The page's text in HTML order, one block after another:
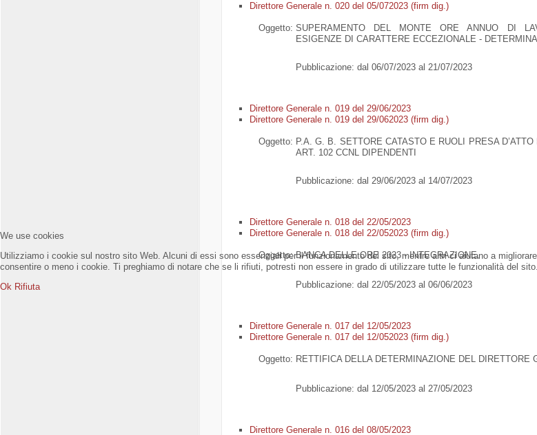
Direttore Generale n. 020 del 05/072023 (firm dig.)
Oggetto: SUPERAMENTO DEL MONTE ORE ANNUO DI
ESIGENZE DI CARATTERE ECCEZIONALE -
Pubblicazione: dal 06/07/2023 al 21/07/2023
Direttore Generale n. 019 del 29/06/2023
Direttore Generale n. 019 del 29/062023 (firm dig.)
Oggetto: P.A. G. B. SETTORE CATASTO E RUOLI PRESA
ART. 102 CCNL DIPENDENTI
Pubblicazione: dal 29/06/2023 al 14/07/2023
Direttore Generale n. 018 del 22/05/2023
Direttore Generale n. 018 del 22/052023 (firm dig.)
Oggetto: BANCA DELLE ORE 2023 - INTEGRAZIONE.
Pubblicazione: dal 22/05/2023 al 06/06/2023
Direttore Generale n. 017 del 12/05/2023
Direttore Generale n. 017 del 12/052023 (firm dig.)
Oggetto: RETTIFICA DELLA DETERMINAZIONE DEL DIRETTORE
Pubblicazione: dal 12/05/2023 al 27/05/2023
Direttore Generale n. 016 del 08/05/2023
We use cookies
Utilizziamo i cookie sul nostro sito Web. Alcuni di essi sono essenziali per il funzionamento del sito, mentre altri ci aiutano a
consentire o meno i cookie. Ti preghiamo di notare che se li rifiuti, potresti non essere in grado di utilizzare tutte le funzionalità del sito.
Ok Rifiuta